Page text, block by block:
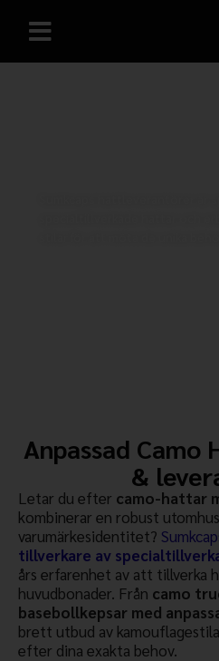
Anpassad
&
Letar du efter camo-hattar
kombinerar en robust
varumärkesidentitet?
tillverkare av
års erfarenhet av att tillverka
huvudbonader. Från camo
basebollkepsar med
brett utbud av
efter dina exakta behov.